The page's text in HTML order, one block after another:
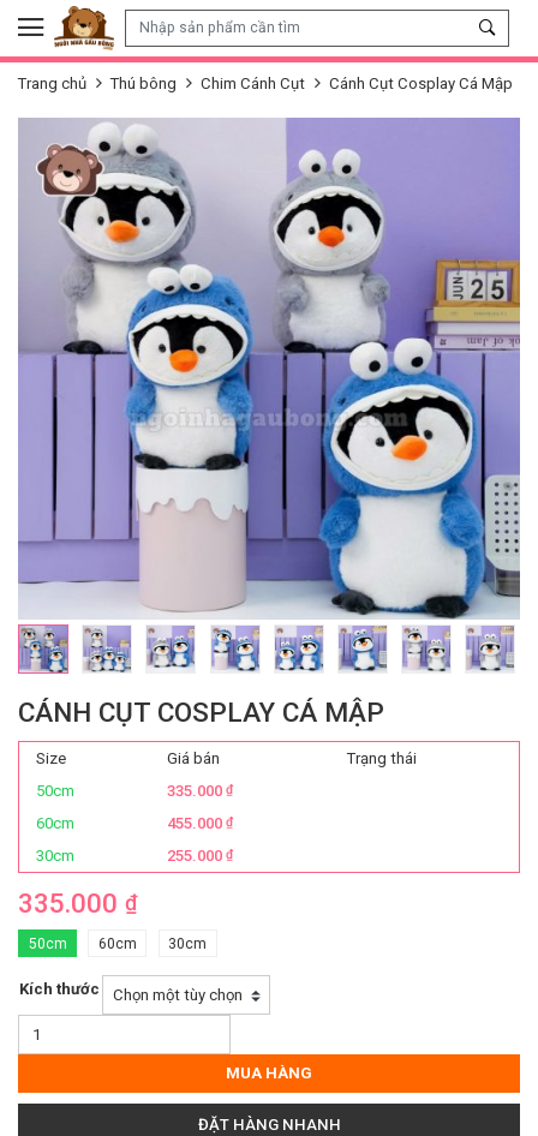
Skip to content
Trang chủ Thú bông Chim Cánh Cụt Cánh Cụt Cosplay Cá Mập
CÁNH CỤT COSPLAY CÁ MẬP
Size Giá bán
Trạng thái
50cm
335.000₫
60cm 455.000₫
30cm 255.000₫
335.000 ₫
50cm 60cm 30cm
Kích thước
Cánh
Cá
MUA HÀNG
ĐẶT HÀNG NHANH